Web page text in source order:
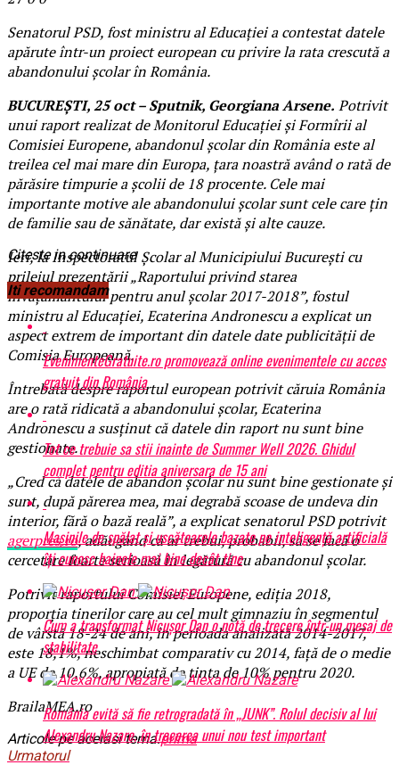
Senatorul PSD, fost ministru al Educaţiei a contestat datele
apărute într-un proiect european cu privire la rata crescută a
abandonului şcolar în România.
BUCUREŞTI, 25 oct – Sputnik, Georgiana Arsene. Potrivit
unui raport realizat de Monitorul Educaţiei şi Formîrii al
Comisiei Europene, abandonul şcolar din România este al
treilea cel mai mare din Europa, ţara noastră având o rată de
părăsire timpurie a şcolii de 18 procente. Cele mai
importante motive ale abandonului şcolar sunt cele care ţin
de familie sau de sănătate, dar există şi alte cauze.
Ieri, la Inspectoratul Şcolar al Municipiului Bucureşti cu
prilejul prezentării „Raportului privind starea
învăţământului pentru anul şcolar 2017-2018”, fostul
ministru al Educaţiei, Ecaterina Andronescu a explicat un
aspect extrem de important din datele date publicităţii de
Comisia Europeană.
Întrebată despre raportul european potrivit căruia România
are o rată ridicată a abandonului şcolar, Ecaterina
Andronescu a susţinut că datele din raport nu sunt bine
gestionate.
„Cred că datele de abandon şcolar nu sunt bine gestionate şi
sunt, după părerea mea, mai degrabă scoase de undeva din
interior, fără o bază reală”, a explicat senatorul PSD potrivit
agerpres.ro, adăugând că ar trebui, probabil, să se facă o
cercetare foarte serioasă în legătură cu abandonul şcolar.
Potrivit raportului Comisiei Europene, ediţia 2018,
proporţia tinerilor care au cel mult gimnaziu în segmentul
de vârstă 18-24 de ani, în perioada analizată 2014-2017,
este 18,1%, neschimbat comparativ cu 2014, faţă de o medie
a UE de 10,6%, apropiată de ţinta de 10% pentru 2020.
BrailaMEA.ro
Articole pe aceiasi tema:prima
Urmatorul
Citeste in continuare
Iti recomandam
EvenimenteGratuite.ro promovează online evenimentele cu acces
gratuit din România
Tot ce trebuie sa stii inainte de Summer Well 2026. Ghidul
complet pentru editia aniversara de 15 ani
Mașinile de spălat și uscătoarele bazate pe inteligență artificială
îți cunosc hainele mai bine decât tine
Cum a transformat Nicușor Dan o notă de trecere într-un mesaj de
stabilitate
România evită să fie retrogradată în „JUNK”. Rolul decisiv al lui
Alexandru Nazare, în trecerea unui nou test important